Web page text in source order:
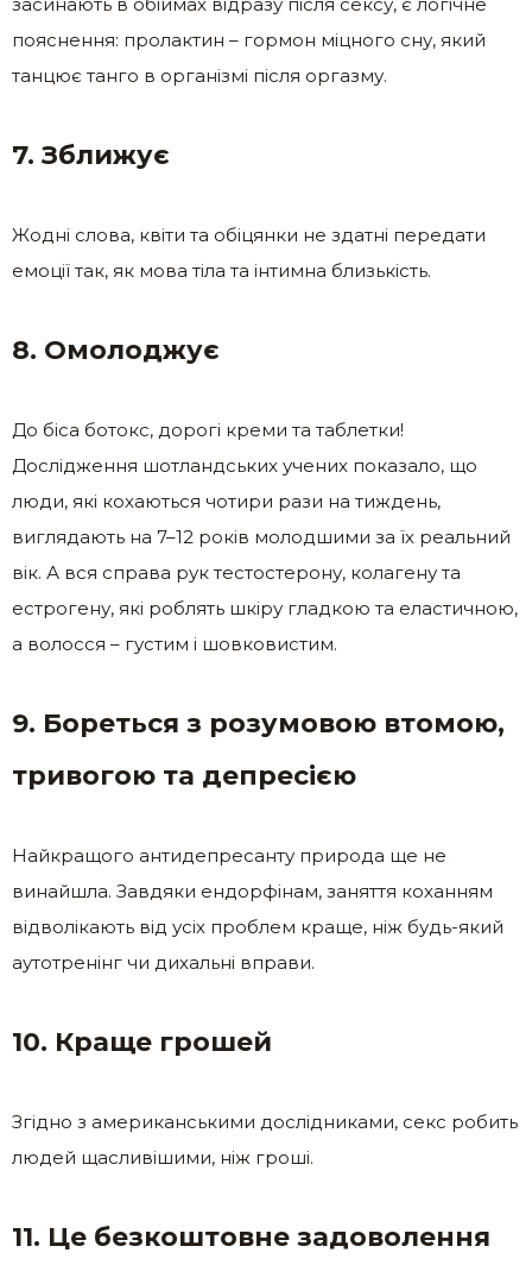
пояснення: пролактин – гормон міцного сну, який
танцює танго в організмі після оргазму.
7. Зближує
Жодні слова, квіти та обіцянки не здатні передати
емоції так, як мова тіла та інтимна близькість.
8. Омолоджує
До біса ботокс, дорогі креми та таблетки!
Дослідження шотландських учених показало, що
люди, які кохаються чотири рази на тиждень,
виглядають на 7–12 років молодшими за їх реальний
вік. А вся справа рук тестостерону, колагену та
естрогену, які роблять шкіру гладкою та еластичною,
а волосся – густим і шовковистим.
9. Бореться з розумовою втомою,
тривогою та депресією
Найкращого антидепресанту природа ще не
винайшла. Завдяки ендорфінам, заняття коханням
відволікають від усіх проблем краще, ніж будь-який
аутотренінг чи дихальні вправи.
10. Краще грошей
Згідно з американськими дослідниками, секс робить
людей щасливішими, ніж гроші.
11. Це безкоштовне задоволення